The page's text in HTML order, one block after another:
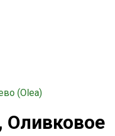
(Оlea)
Оливковое